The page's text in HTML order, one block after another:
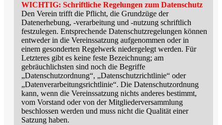
WICHTIG: Schriftliche Regelungen zum Datenschutz
Den Verein trifft die Pflicht, die Grundzüge der
Datenerhebung, -verarbeitung und -nutzung schriftlich
festzulegen. Entsprechende Datenschutzregelungen können
entweder in die Vereinssatzung aufgenommen oder in
einem gesonderten Regelwerk niedergelegt werden. Für
Letzteres gibt es keine feste Bezeichnung; am
gebräuchlichsten sind noch die Begriffe
„Datenschutzordnung“, „Datenschutzrichtlinie“ oder
„Datenverarbeitungsrichtlinie“. Die Datenschutzordnung
kann, wenn die Vereinssatzung nichts anderes bestimmt,
vom Vorstand oder von der Mitgliederversammlung
beschlossen werden und muss nicht die Qualität einer
Satzung haben.